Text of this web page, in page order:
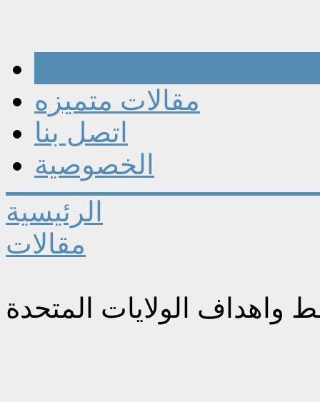
مقالات متميزه
اتصل بنا
الخصوصية
الرئيسية
مقالات
الولايات المتحدة